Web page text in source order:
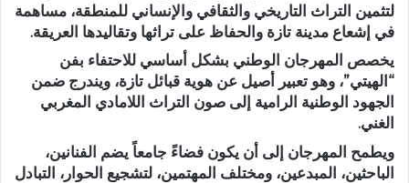
لتثمين التراث التاريخي والثقافي والإنساني للمنطقة، مساهمة
في إشعاع مدينة تازة والحفاظ على تراثها وتقاليدها العريقة.
​يخصص المهرجان الوطني بشكل أساسي للاحتفاء بفن
“الهيتي”، وهو تعبير أصيل عن هوية قبائل تازة، ويندرج ضمن
الجهود الوطنية الرامية إلى صون التراث اللامادي المغربي
الغني.
​ويطمح المهرجان إلى أن يكون فضاءً جامعاً يضم الفنانين،
الباحثين، المبدعين، ومختلف المهتمين، لتشجيع الحوار، التبادل